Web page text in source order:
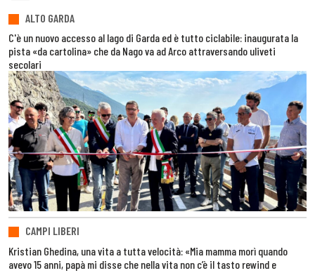
ALTO GARDA
C'è un nuovo accesso al lago di Garda ed è tutto ciclabile: inaugurata la
pista «da cartolina» che da Nago va ad Arco attraversando uliveti
secolari
CAMPI LIBERI
Kristian Ghedina, una vita a tutta velocità: «Mia mamma morì quando
avevo 15 anni, papà mi disse che nella vita non c’è il tasto rewind e